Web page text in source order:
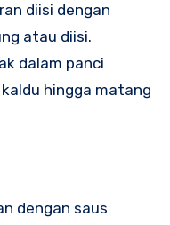
diisi dengan
atau diisi.
dalam panci
hingga matang
dengan saus